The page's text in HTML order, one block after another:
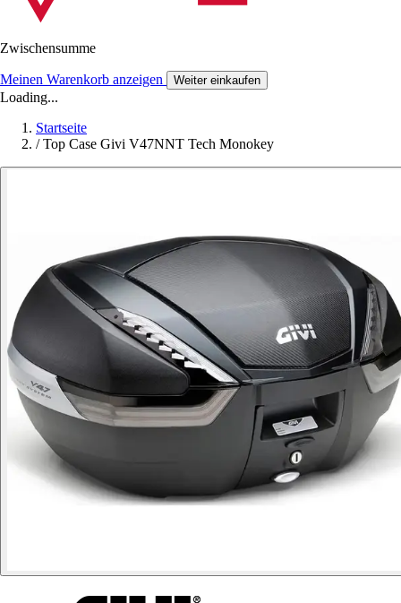
Zwischensumme
Meinen Warenkorb anzeigen Weiter einkaufen
Loading...
Startseite
/ Top Case Givi V47NNT Tech Monokey